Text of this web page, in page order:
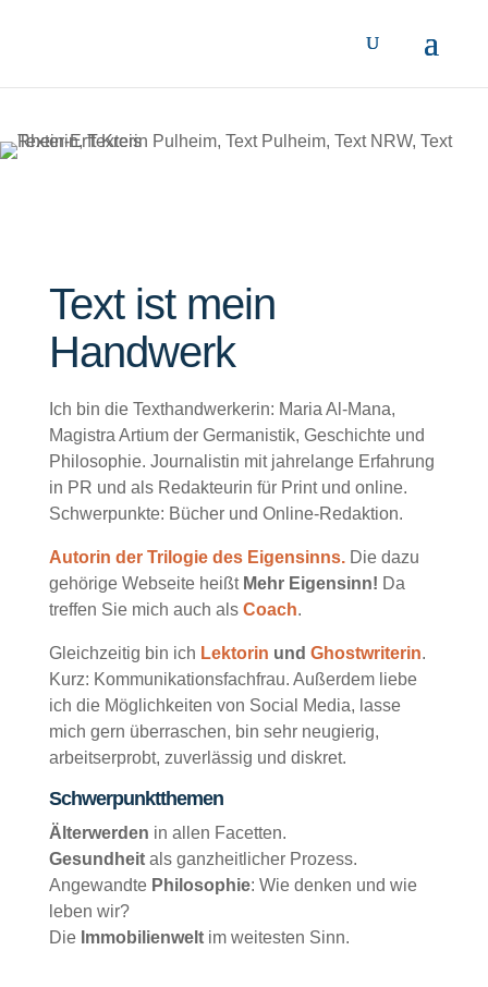
Text ist mein
Handwerk
Ich bin die Texthandwerkerin: Maria Al-Mana,
Magistra Artium der Germanistik, Geschichte und
Philosophie. Journalistin mit jahrelange Erfahrung
in PR und als Redakteurin für Print und online.
Schwerpunkte: Bücher und Online-Redaktion.
Autorin der Trilogie des Eigensinns.Die dazu
gehörige Webseite heißt Mehr Eigensinn! Da
treffen Sie mich auch als Coach.
Gleichzeitig bin ich Lektorin und Ghostwriterin.
Kurz: Kommunikationsfachfrau. Außerdem liebe
ich die Möglichkeiten von Social Media, lasse
mich gern überraschen, bin sehr neugierig,
arbeitserprobt, zuverlässig und diskret.
Schwerpunktthemen
Älterwerden in allen Facetten.
Gesundheitals ganzheitlicher Prozess.
Angewandte Philosophie: Wie denken und wie
leben wir?
Die Immobilienweltim weitesten Sinn.